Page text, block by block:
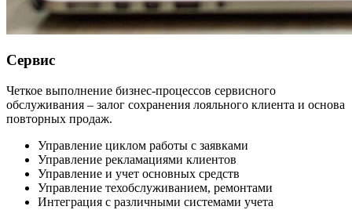
Сервис
Четкое выполнение бизнес-процессов сервисного
обслуживания – залог сохранения лояльного клиента и основа
повторных продаж.
Управление циклом работы с заявками
Управление рекламациями клиентов
Управление и учет основных средств
Управление техобслуживанием, ремонтами
Интеграция с различными системами учета